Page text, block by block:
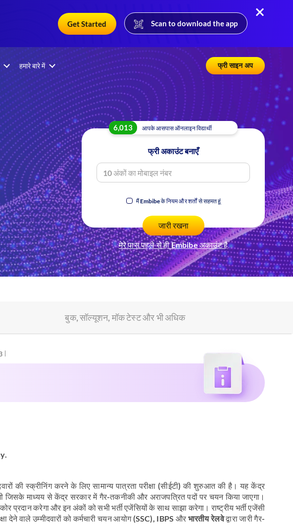
Get Started Scan to download the app
हमारे बारे में फ्री साइन अप
6,014 आपके आसपास ऑनलाइन विद्यार्थी
फ्री अकाउंट बनाएँ
मैं Embibe केनियम और शर्तोंसे सहमत हूं
मेरे पास पहले से ही Embibe अकाउंट है
बुक, सॉल्यूशन, मॉक टेस्ट और भी अधिक
की स्क्रीनिंग करने के लिए सामान्य पात्रता परीक्षा (सीईटी) की शुरुआत की है। यह केंद्र
जिसके माध्यय से केंद्र सरकार में गैर-तकनीकी और अराजपत्रित पदों पर चयन किया जाएगा।
प्रदान करेगा और इन अंकों को सभी भर्ती एजेंसियों के साथ साझा करेगा। राष्ट्रीय भर्ती एजेंसी
देने वाले उम्मीदवारों को कर्मचारी चयन आयोग (SSC), IBPS और भारतीय रेलवेद्वारा जारी गैर-